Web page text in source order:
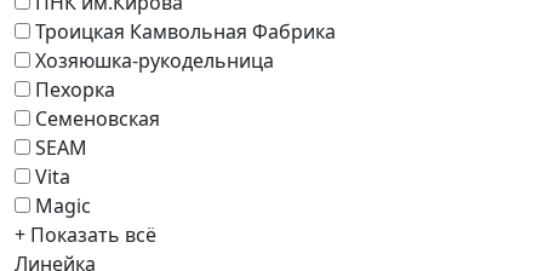
Троицкая Камвольная Фабрика
Хозяюшка-рукодельница
Пехорка
Семеновская
SEAM
Vita
Magic
+ Показать всё
Линейка